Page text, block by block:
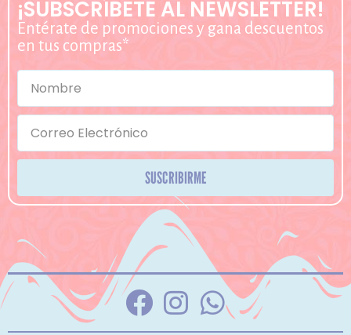
¡SUBSCRÍBETE AL NEWSLETTER!
Entérate de promociones y gana descuentos
en tus compras*
SUSCRIBIRME